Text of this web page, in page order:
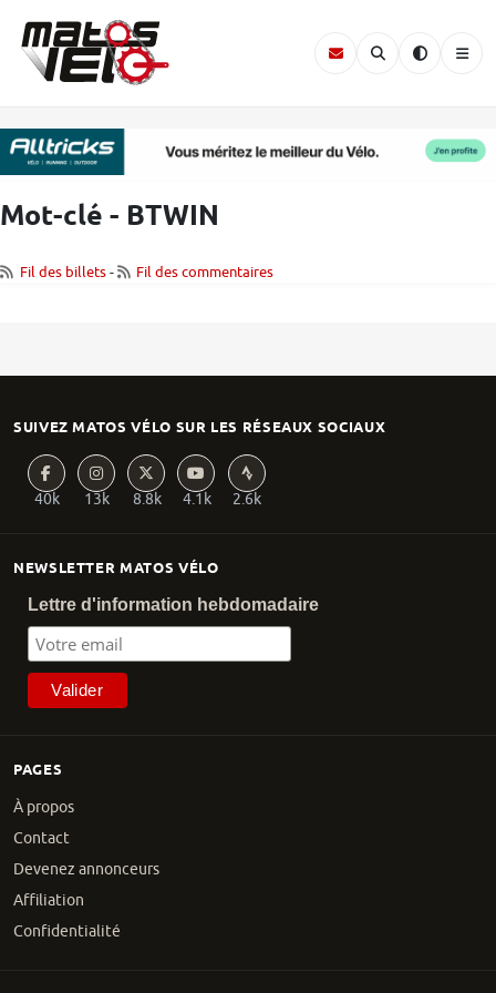
Mot-clé - BTWIN
Fil des billets- Fil des commentaires
PAGES
À propos
Contact
Devenez annonceurs
Affiliation
Confidentialité
NEWSLETTER MATOS VÉLO
Lettre d'information hebdomadaire
SUIVEZ MATOS VÉLO SUR LES RÉSEAUX SOCIAUX
40k 13k 8.8k 4.1k 2.6k